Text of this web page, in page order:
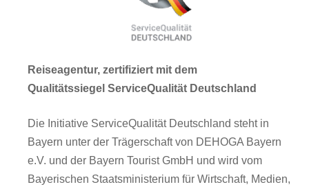
Reiseagentur, zertifiziert mit dem
Qualitätssiegel ServiceQualität Deutschland
Die Initiative ServiceQualität Deutschland steht in
Bayern unter der Trägerschaft von DEHOGA Bayern
e.V. und der Bayern Tourist GmbH und wird vom
Bayerischen Staatsministerium für Wirtschaft, Medien,